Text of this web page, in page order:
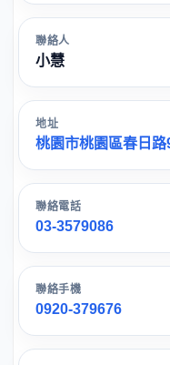
聯絡人
小慧
地址
桃園市桃園區春日
聯絡電話
03-3579086
聯絡手機
0920-379676